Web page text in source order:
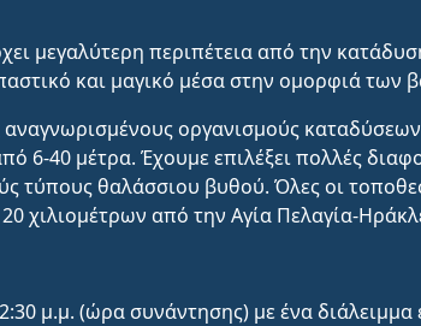
μεγαλύτερη περιπέτεια από την
και μαγικό μέσα στην ομορφιά των
οργανισμούς καταδύσεων
6-40 μέτρα. Έχουμε επιλέξει πολλές
τύπους θαλάσσιου βυθού. Όλες οι
χιλιομέτρων από την Αγία Πελαγία-
μ.μ. (ώρα συνάντησης) με ένα διάλειμμα